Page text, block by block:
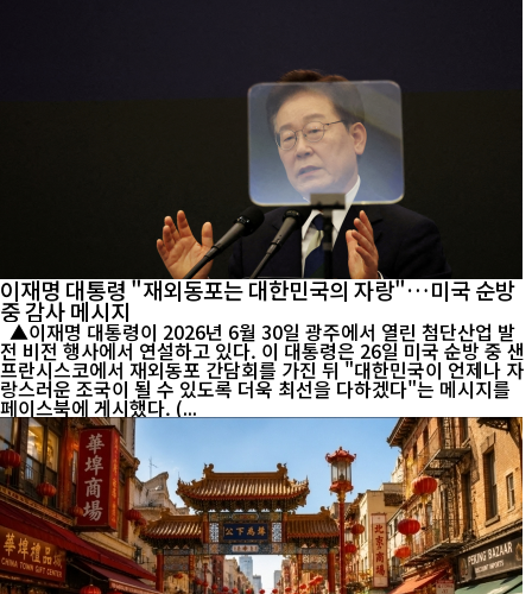
이재명 대통령 "재외동포는 대한민국의 자랑"…미국 순방
중 감사 메시지
▲이재명 대통령이 2026년 6월 30일 광주에서 열린 첨단산업 발
전 비전 행사에서 연설하고 있다. 이 대통령은 26일 미국 순방 중 샌
프란시스코에서 재외동포 간담회를 가진 뒤 "대한민국이 언제나 자
랑스러운 조국이 될 수 있도록 더욱 최선을 다하겠다"는 메시지를
페이스북에 게시했다. (...